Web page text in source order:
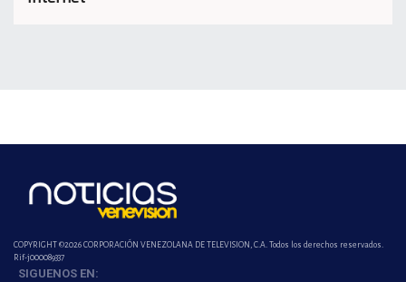
COPYRIGHT ©2026 CORPORACIÓN VENEZOLANA DE TELEVISION, C.A. Todos los derechos reservados.
Rif-j000089337
SIGUENOS EN: